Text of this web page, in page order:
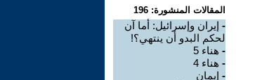
المقالات المنشورة: 196
- إيران وإسرائيل: أما آن
لحكم البدو أن ينتهي؟!
- هناء 5
- هناء 4
- إيمان